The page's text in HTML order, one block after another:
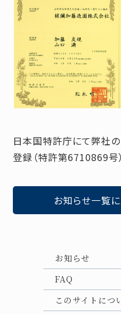
日本国特許庁にて弊社
登録（特許第6710869号
お知らせ一覧
お知らせ
FAQ
このサイトにつ